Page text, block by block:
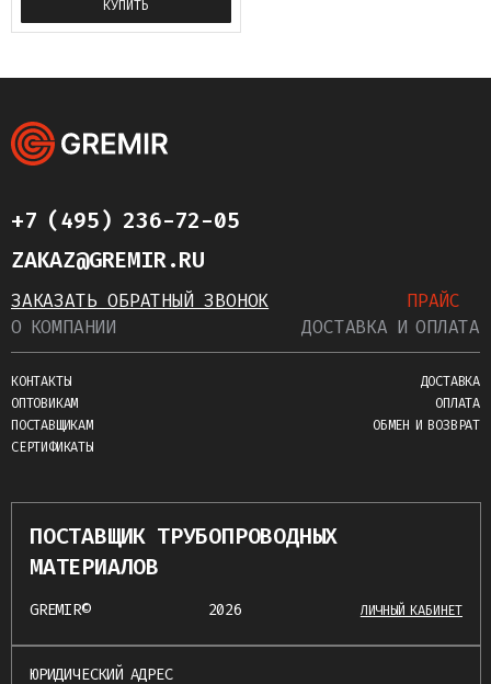
КУПИТЬ
+7 (495) 236-72-05
ZAKAZ@GREMIR.RU
ЗАКАЗАТЬ ОБРАТНЫЙ ЗВОНОК
ПРАЙС
О КОМПАНИИ
КОНТАКТЫ
ОПТОВИКАМ
ПОСТАВЩИКАМ
СЕРТИФИКАТЫ
ДОСТАВКА И ОПЛАТА
ДОСТАВКА
ОПЛАТА
ОБМЕН И ВОЗВРАТ
ПОСТАВЩИК ТРУБОПРОВОДНЫХ
МАТЕРИАЛОВ
GREMIR© 2026 ЛИЧНЫЙ КАБИНЕТ
ЮРИДИЧЕСКИЙ АДРЕС